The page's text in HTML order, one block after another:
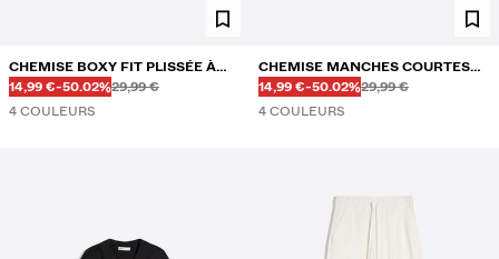
CHEMISE BOXY FIT PLISSÉE À
MANCHES COURTES
PRIX AVEC REMISE
14,99 €RÉDUCTION DE
-50.02%Avant
29,99 €
Avant
4 COULEURS
CHEMISE MANCHES COURTES
RUSTIQUE
PRIX AVEC REMISE
14,99 €RÉDUCTION DE
-50.02%Avant
29,99 €
Avant
4 COULEURS